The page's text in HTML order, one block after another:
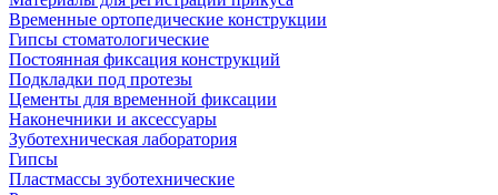
Временные ортопедические конструкции
Гипсы стоматологические
Постоянная фиксация конструкций
Подкладки под протезы
Цементы для временной фиксации
Наконечники и аксессуары
Зуботехническая лаборатория
Гипсы
Пластмассы зуботехнические